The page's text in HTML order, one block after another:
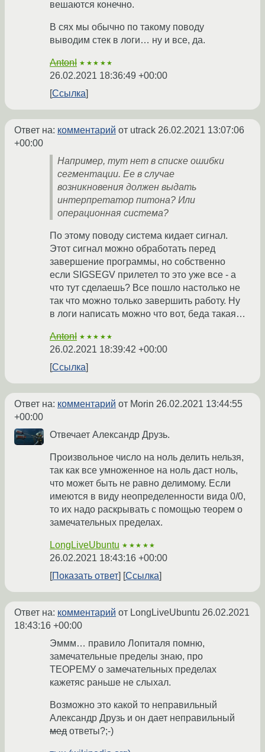
вешаются конечно.
В сях мы обычно по такому поводу
выводим стек в логи… ну и все, да.
AntonI ★★★★★
26.02.2021 18:36:49 +00:00
Ссылка
Ответ на: комментарий от utrack 26.02.2021 13:07:06
+00:00
Например, тут нет в списке ошибки
сегментации. Ее в случае
возникновения должен выдать
интерпретатор питона? Или
операционная система?
По этому поводу система кидает сигнал.
Этот сигнал можно обработать перед
завершение программы, но собственно
если SIGSEGV прилетел то это уже все - а
что тут сделаешь? Все пошло настолько не
так что можно только завершить работу. Ну
в логи написать можно что вот, беда такая…
AntonI ★★★★★
26.02.2021 18:39:42 +00:00
Ссылка
Ответ на: комментарий от Morin 26.02.2021 13:44:55
+00:00
Отвечает Александр Друзь.
Произвольное число на ноль делить нельзя,
так как все умноженное на ноль даст ноль,
что может быть не равно делимому. Если
имеются в виду неопределенности вида 0/0,
то их надо раскрывать с помощью теорем о
замечательных пределах.
LongLiveUbuntu ★★★★★
26.02.2021 18:43:16 +00:00
Показать ответ
Ссылка
Ответ на: комментарий от LongLiveUbuntu 26.02.2021
18:43:16 +00:00
Эммм… правило Лопиталя помню,
замечательные пределы знаю, про
ТЕОРЕМУ о замечательных пределах
кажетяс раньше не слыхал.
Возможно это какой то неправильный
Александр Друзь и он дает неправильный
мед ответы?;-)